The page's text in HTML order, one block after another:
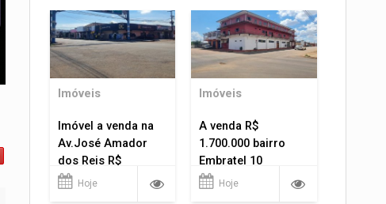
Imóveis
Imóvel a venda na
Av.José Amador
dos Reis R$
1.400.000
Hoje
Imóveis
A venda R$
1.700.000 bairro
Embratel 10
apartamentos!
Hoje